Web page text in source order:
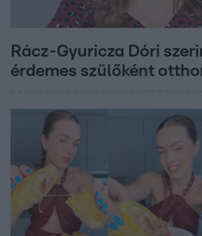
Rácz-Gyuricza Dóri
érdemes szülőként